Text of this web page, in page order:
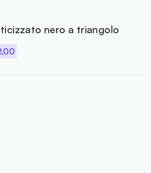
nero a triangolo